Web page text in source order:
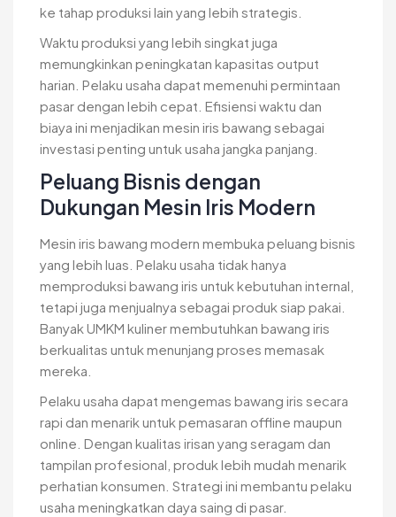
ke tahap produksi lain yang lebih strategis.
Waktu produksi yang lebih singkat juga
memungkinkan peningkatan kapasitas output
harian. Pelaku usaha dapat memenuhi permintaan
pasar dengan lebih cepat. Efisiensi waktu dan
biaya ini menjadikan mesin iris bawang sebagai
investasi penting untuk usaha jangka panjang.
Peluang Bisnis dengan
Dukungan Mesin Iris Modern
Mesin iris bawang modern membuka peluang bisnis
yang lebih luas. Pelaku usaha tidak hanya
memproduksi bawang iris untuk kebutuhan internal,
tetapi juga menjualnya sebagai produk siap pakai.
Banyak UMKM kuliner membutuhkan bawang iris
berkualitas untuk menunjang proses memasak
mereka.
Pelaku usaha dapat mengemas bawang iris secara
rapi dan menarik untuk pemasaran offline maupun
online. Dengan kualitas irisan yang seragam dan
tampilan profesional, produk lebih mudah menarik
perhatian konsumen. Strategi ini membantu pelaku
usaha meningkatkan daya saing di pasar.